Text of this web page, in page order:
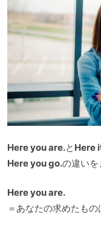
Here you are.と Here
Here you go.の違いを
Here you are.
＝あなたの求めたもの